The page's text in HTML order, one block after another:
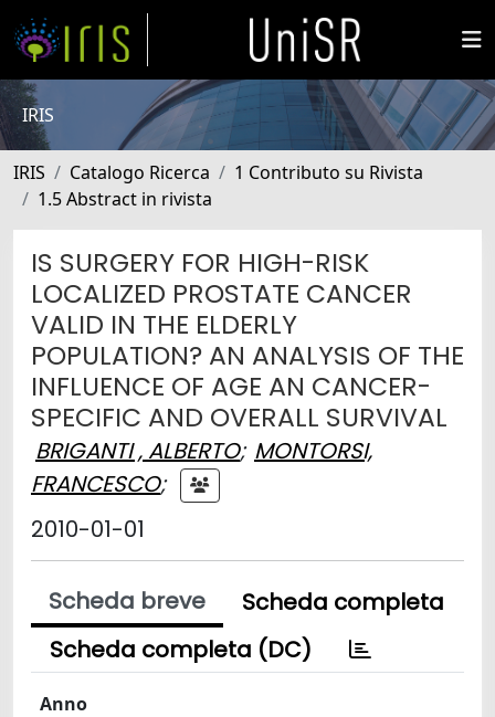
IRIS
IRIS Catalogo Ricerca
1 Contributo su Rivista
1.5 Abstract in rivista
IS SURGERY FOR HIGH-RISK
LOCALIZED PROSTATE CANCER
VALID IN THE ELDERLY
POPULATION? AN ANALYSIS OF THE
INFLUENCE OF AGE AN CANCER-
SPECIFIC AND OVERALL SURVIVAL
BRIGANTI , ALBERTO; MONTORSI,
FRANCESCO;
2010-01-01
Scheda breve
Scheda completa
Scheda completa (DC)
Anno